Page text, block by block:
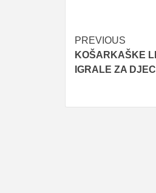
Post
PREVIOUS
KOŠARKAŠKE
IGRALE ZA